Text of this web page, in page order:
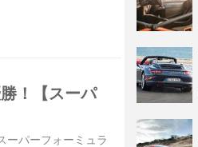
！【スーパ
ーパーフォーミュラ